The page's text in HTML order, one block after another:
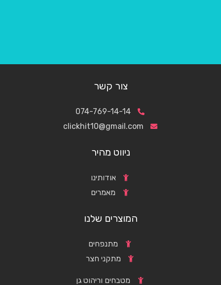
צור קשר
074-769-14-14
clickhit10@gmail.com
ניווט מהיר
אודותינו
מאמרים
המוצרים שלנו
מתנפחים
מתקני חצר
מטבחים וריהוט גן